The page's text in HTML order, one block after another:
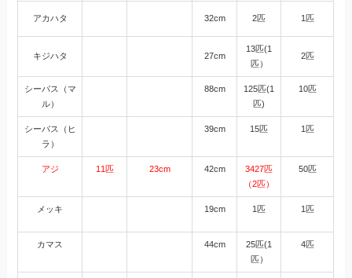
アカハタ 32cm 2匹 1匹
キジハタ 27cm
13匹(1
匹）
2匹
シーバス（マ
ル）
88cm
125匹(1
匹)
10匹
シーバス（ヒ
ラ）
39cm 15匹 1匹
アジ 11匹 23cm 42cm
3427匹
（2匹）
50匹
メッキ 19cm 1匹 1匹
カマス 44cm
25匹(1
匹）
4匹